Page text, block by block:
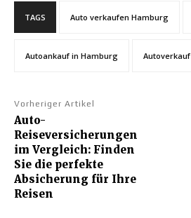
TAGS Auto verkaufen Hamburg
Autoankauf in Hamburg Autoverkauf
Vorheriger Artikel
Auto-
Reiseversicherungen
im Vergleich: Finden
Sie die perfekte
Absicherung für Ihre
Reisen